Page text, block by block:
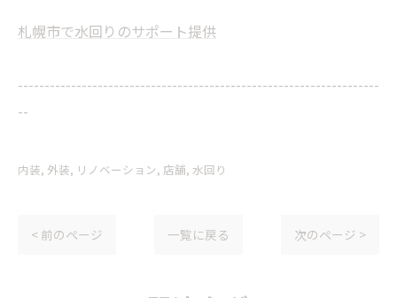
札幌市で水回りのサポート提供
--------------------------------------------------------------------
--
内装 外装 リノベーション 店舗 水回り
< 前のページ 一覧に戻る 次のページ >